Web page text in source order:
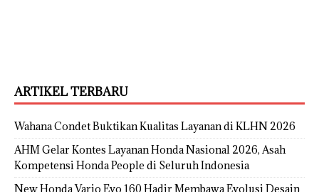
ARTIKEL TERBARU
Wahana Condet Buktikan Kualitas Layanan di KLHN 2026
AHM Gelar Kontes Layanan Honda Nasional 2026, Asah
Kompetensi Honda People di Seluruh Indonesia
New Honda Vario Evo 160 Hadir Membawa Evolusi Desain